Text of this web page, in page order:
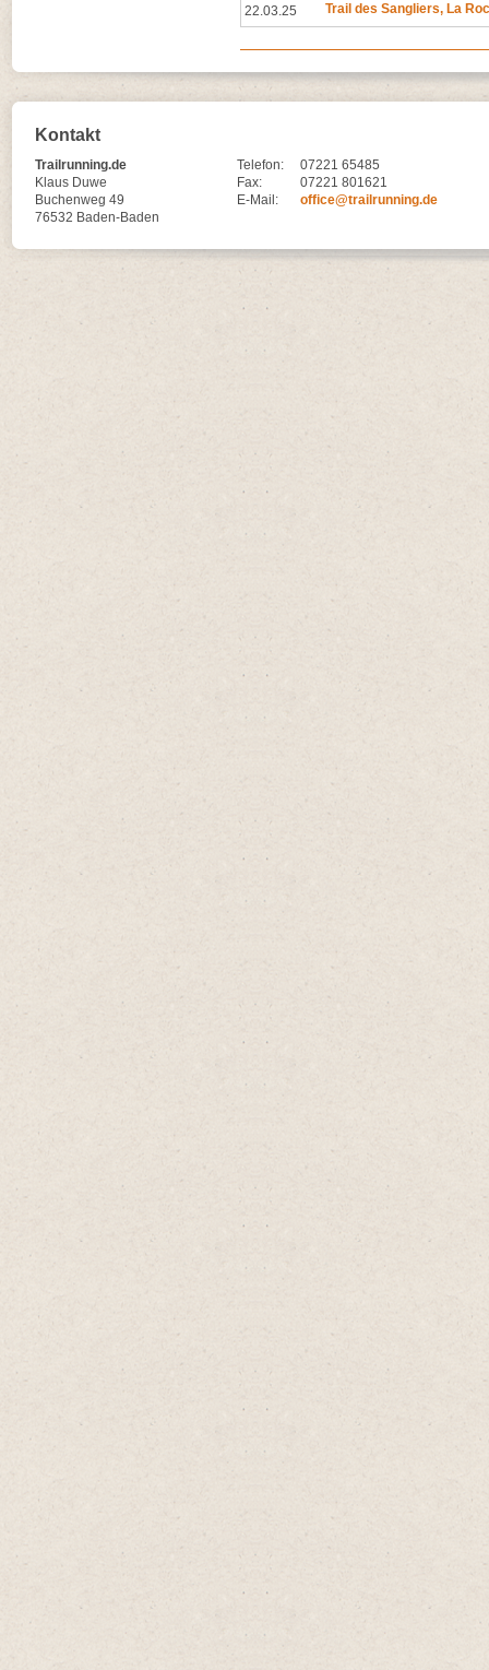
22.03.25 Trail des Sangliers, La
Kontakt
Trailrunning.de
Klaus Duwe
Buchenweg 49
76532 Baden-Baden
Telefon:
07221 65485
Fax:
07221 801621
E-Mail:
office@trailrunning.de